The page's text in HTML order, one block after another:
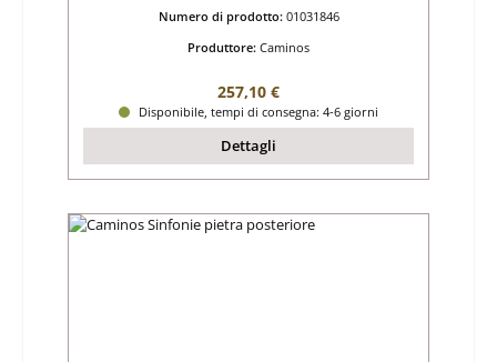
Numero di prodotto: 01031846
Produttore: Caminos
Prezzo normale:
257,10 €
Disponibile, tempi di consegna: 4-6 giorni
Dettagli